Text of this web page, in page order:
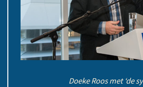
Doeke Roos met ‘de